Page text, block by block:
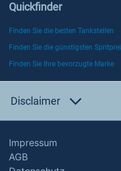
Quickfinder
Finden Sie die besten Tankstellen
Finden Sie die günstigsten
Finden Sie Ihre bevorzugte Marke
Disclaimer
Impressum
AGB